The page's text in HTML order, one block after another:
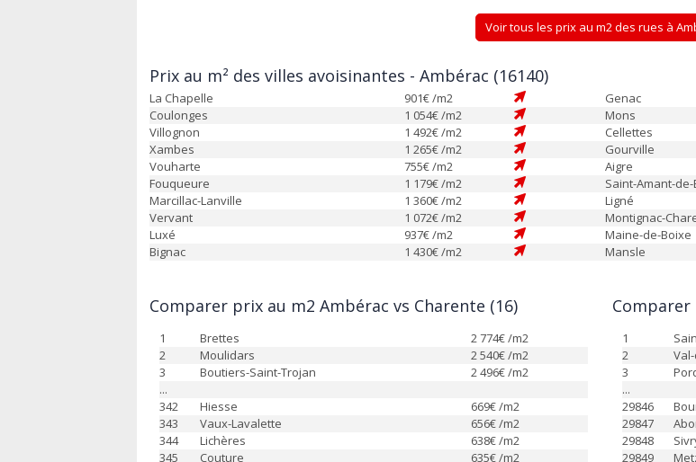
Voir tous les prix au m2 des rues à
Prix au m² des villes avoisinantes - Ambérac (16140)
La Chapelle 901€ /m2
Coulonges
1 054€ /m2
Villognon
1 492€ /m2
Xambes
1 265€ /m2
Vouharte
755€ /m2
Fouqueure
1 179€ /m2
Marcillac-Lanville
1 360€ /m2
Vervant
1 072€ /m2
Luxé
937€ /m2
Bignac
1 430€ /m2
Genac
Mons
Cellettes
Gourville
Aigre
Saint-Amant-
Ligné
Montignac-
Maine-de-Boixe
Mansle
Comparer prix au m2 Ambérac vs Charente (16)
1 Brettes 2 774€ /m2
2
Moulidars 2 540€ /m2
3
Boutiers-Saint-Trojan 2 496€ /m2
...
342
Hiesse 669€ /m2
343
Vaux-Lavalette 656€ /m2
344
Lichères 638€ /m2
345
Couture 635€ /m2
1
2
3
...
29846
29847
29848
29849